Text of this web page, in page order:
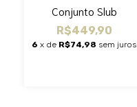
Conjunto Slub
R$449,90
6 x de R$74,98 sem juros